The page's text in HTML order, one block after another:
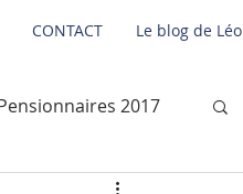
CONTACT Le blog de Léo
2017